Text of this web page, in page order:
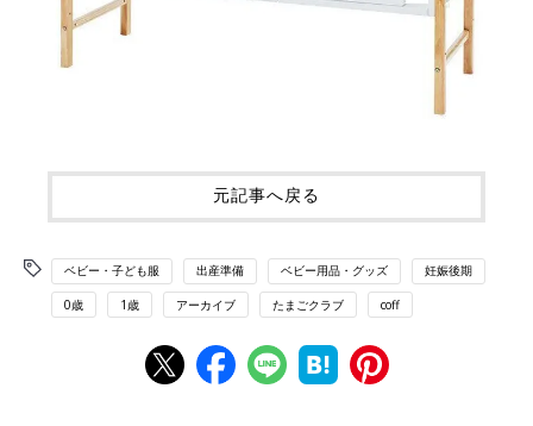
元記事へ戻る
ベビー・子ども服 出産準備 ベビー用品・グッズ 妊娠後期
0歳 1歳 アーカイブ たまごクラブ coff